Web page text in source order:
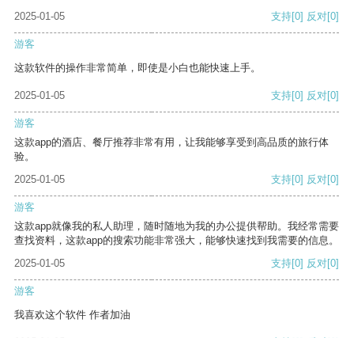
2025-01-05 支持[0] 反对[0]
游客
这款软件的操作非常简单，即使是小白也能快速上手。
2025-01-05 支持[0] 反对[0]
游客
这款app的酒店、餐厅推荐非常有用，让我能够享受到高品质的旅行体
验。
2025-01-05
支持[0] 反对[0]
游客
这款app就像我的私人助理，随时随地为我的办公提供帮助。我经常需要
查找资料，这款app的搜索功能非常强大，能够快速找到我需要的信息。
2025-01-05
支持[0] 反对[0]
游客
我喜欢这个软件 作者加油